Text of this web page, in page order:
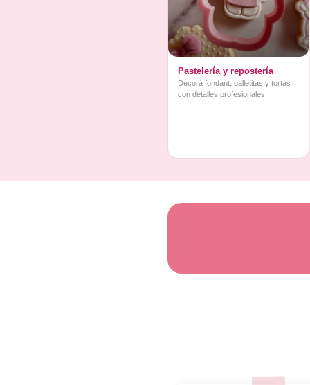
Pastelería y repostería
Decorá fondant, galletitas y tortas
con detalles profesionales